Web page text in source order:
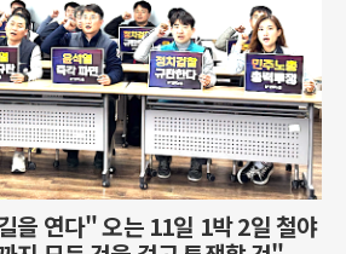
을 연다" 오는 11일 1박 2일 철야